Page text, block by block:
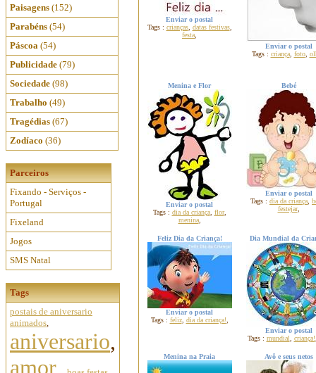
Paisagens (152)
Parabéns (54)
Páscoa (54)
Publicidade (79)
Sociedade (98)
Trabalho (49)
Tragédias (67)
Zodíaco (36)
Parceiros
Fixando - Serviços -
Portugal
Fixeland
Jogos
SMS Natal
Tags
postais de aniversario
animados,
aniversario,
amor,
Enviar o postal
Tags : crianças, datas festivas,
festa
Enviar o postal
Tags : criança, foto,
Menina e Flor
Enviar o postal
Tags : dia da criança, flor,
menina,
Bebé
Enviar o postal
Tags : dia da criança
festejar,
Feliz Dia da Criança!
Enviar o postal
Tags : feliz, dia da criança!,
Dia Mundial da
Enviar o postal
Tags : mundial criança!
Menina na Praia Avô e seus netos